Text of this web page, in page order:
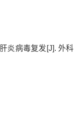
炎病毒复发[J]. 外科